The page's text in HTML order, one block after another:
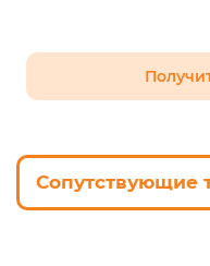
Сопутствующие